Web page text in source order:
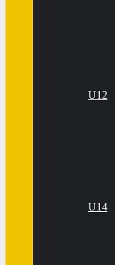
U12
U14